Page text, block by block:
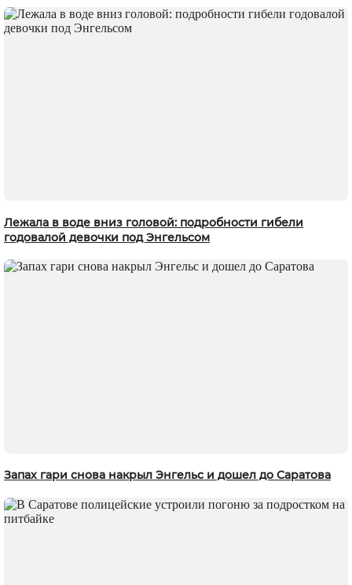
Лежала в воде вниз головой: подробности гибели
годовалой девочки под Энгельсом
Запах гари снова накрыл Энгельс и дошел до Саратова